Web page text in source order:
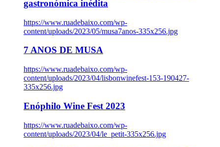
gastronómica inédita
https://www.ruadebaixo.com/wp-
content/uploads/2023/05/musa7anos-335x256.jpg
7 ANOS DE MUSA
https://www.ruadebaixo.com/wp-
content/uploads/2023/04/lisbonwinefest-153-190427-
335x256.jpg
Enóphilo Wine Fest 2023
https://www.ruadebaixo.com/wp-
content/uploads/2023/04/le_petit-335x256.jpg